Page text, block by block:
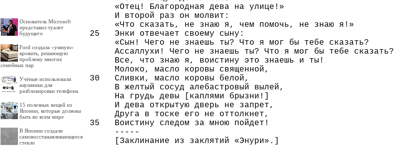
Основатель Microsoft
представил туалет
будущего
Ford создала «умную»
кровать, решающую
проблему многих
семейных пар
Учёные использовали
наушники для
разблокировки телефона
15 полезных вещей из
Японии, которые должны
быть во всем мире
В Японии создали
самовосстанавливающееся
стекло
     «Отец! Благородная дева на улице!»
     И второй раз он молвит:
     «Что сказать, не знаю я, чем помочь, не знаю я!»
25   Энки отвечает своему сыну:
     «Сын! Чего не знаешь ты? Что я мог бы тебе сказать?
     Ассаллухи! Чего не знаешь ты? Что я мог бы тебе сказать?
     Все, что знаю я, воистину это знаешь и ты!
     Молоко, масло коровы священной,
30   Сливки, масло коровы белой,
     В желтый сосуд алебастровый вылей,
     На грудь девы [каплями брызни!]
     И дева открытую дверь не запрет,
     Друга в тоске его не оттолкнет,
35   Воистину следом за мною пойдет!
     -----